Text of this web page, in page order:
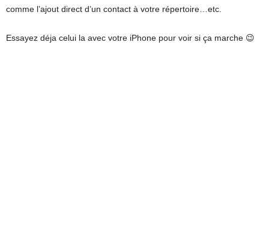
comme l’ajout direct d’un contact à votre répertoire…etc.
Essayez déja celui la avec votre iPhone pour voir si ça marche 😉